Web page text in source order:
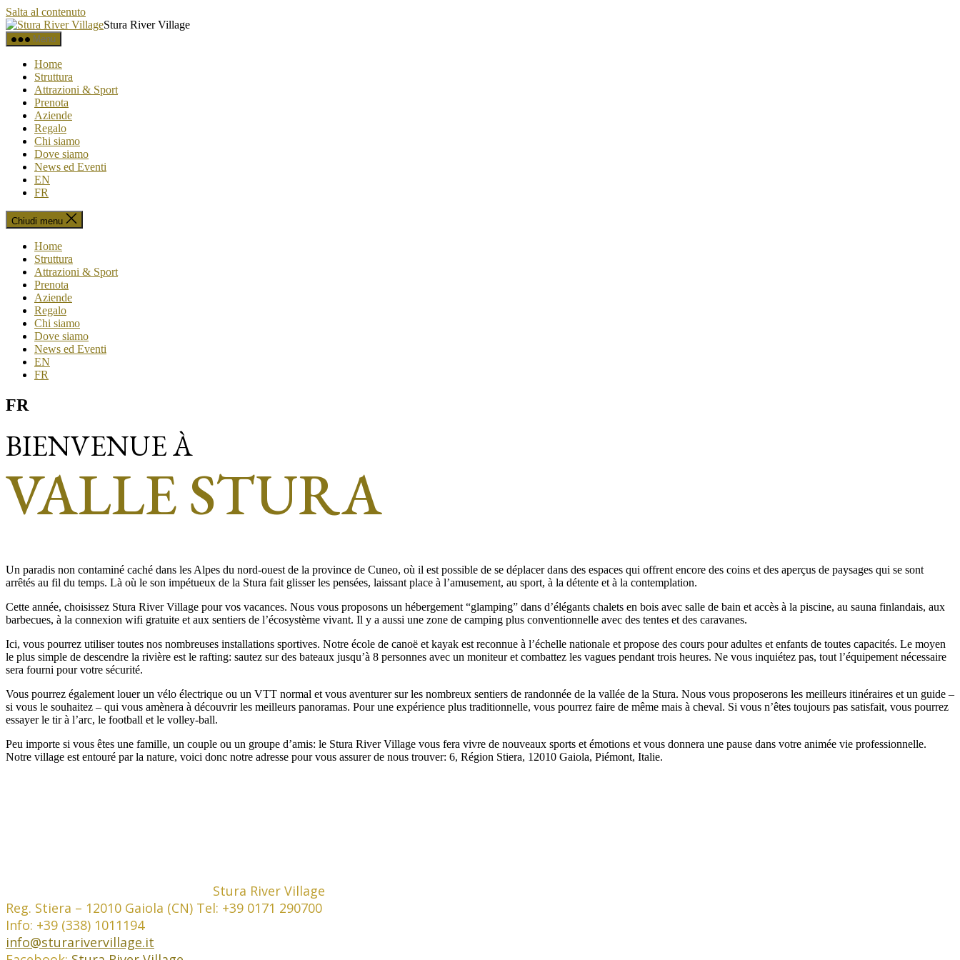
Salta al contenuto
Stura River Village
Menu
Home
Struttura
Attrazioni & Sport
Prenota
Aziende
Regalo
Chi siamo
Dove siamo
News ed Eventi
EN
FR
Chiudi menu
Home
Struttura
Attrazioni & Sport
Prenota
Aziende
Regalo
Chi siamo
Dove siamo
News ed Eventi
EN
FR
FR
BIENVENUE À
VALLE STURA
Un paradis non contaminé caché dans les Alpes du nord-ouest de la province de Cuneo, où il est possible de se déplacer dans des espaces qui offrent encore des coins et des aperçus de paysages qui se sont
arrêtés au fil du temps. Là où le son impétueux de la Stura fait glisser les pensées, laissant place à l’amusement, au sport, à la détente et à la contemplation.
Cette année, choisissez Stura River Village pour vos vacances. Nous vous proposons un hébergement “glamping” dans d’élégants chalets en bois avec salle de bain et accès à la piscine, au sauna finlandais, aux
barbecues, à la connexion wifi gratuite et aux sentiers de l’écosystème vivant. Il y a aussi une zone de camping plus conventionnelle avec des tentes et des caravanes.
Ici, vous pourrez utiliser toutes nos nombreuses installations sportives. Notre école de canoë et kayak est reconnue à l’échelle nationale et propose des cours pour adultes et enfants de toutes capacités. Le moyen
le plus simple de descendre la rivière est le rafting: sautez sur des bateaux jusqu’à 8 personnes avec un moniteur et combattez les vagues pendant trois heures. Ne vous inquiétez pas, tout l’équipement nécessaire
sera fourni pour votre sécurité.
Vous pourrez également louer un vélo électrique ou un VTT normal et vous aventurer sur les nombreux sentiers de randonnée de la vallée de la Stura. Nous vous proposerons les meilleurs itinéraires et un guide –
si vous le souhaitez – qui vous amènera à découvrir les meilleurs panoramas. Pour une expérience plus traditionnelle, vous pourrez faire de même mais à cheval. Si vous n’êtes toujours pas satisfait, vous pourrez
essayer le tir à l’arc, le football et le volley-ball.
Peu importe si vous êtes une famille, un couple ou un groupe d’amis: le Stura River Village vous fera vivre de nouveaux sports et émotions et vous donnera une pause dans votre animée vie professionnelle.
Notre village est entouré par la nature, voici donc notre adresse pour vous assurer de nous trouver: 6, Région Stiera, 12010 Gaiola, Piémont, Italie.
Stura River Village
Reg. Stiera – 12010 Gaiola (CN) Tel: +39 0171 290700
Info: +39 (338) 1011194
info@sturarivervillage.it